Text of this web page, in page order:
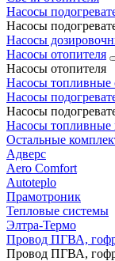
Насосы
Насосы
Насосы
Насосы отопителя
Насосы отопителя
Насосы топливные
Насосы
Насосы
Насосы топливные
Остальные
Адверс
Aero Comfort
Autoteplo
Прамотроник
Тепловые системы
Элтра-Термо
Провод ПГВА,
Провод ПГВА,